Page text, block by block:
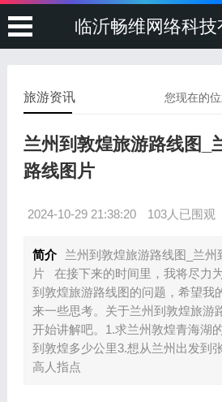
临沂畅维网络科技
您现在的
旅游资讯
兰州到敦煌旅游路线图_
路线图片
2024-10-29 21:38:20 103人已围观
简介
兰州到敦煌旅游路线图_兰州
片 在接下来的时间里，我将尽力
到敦煌旅游路线图的问题，希望我
来一些思考。关于兰州到敦煌旅游
开始讲解吧。1.求兰州敦煌青海湖
到敦煌多少公里3.想从兰州出发到
高人指点